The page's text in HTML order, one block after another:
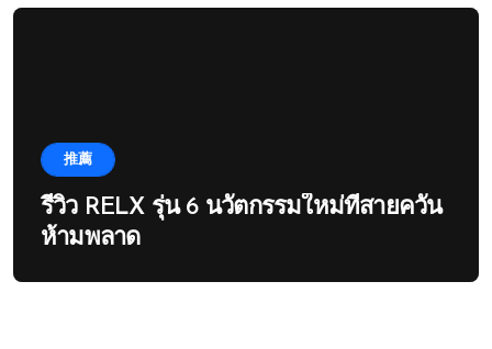
推薦
รีวิว RELX รุ่น 6 นวัตกรรมใหม่ที่สายควัน
ห้ามพลาด